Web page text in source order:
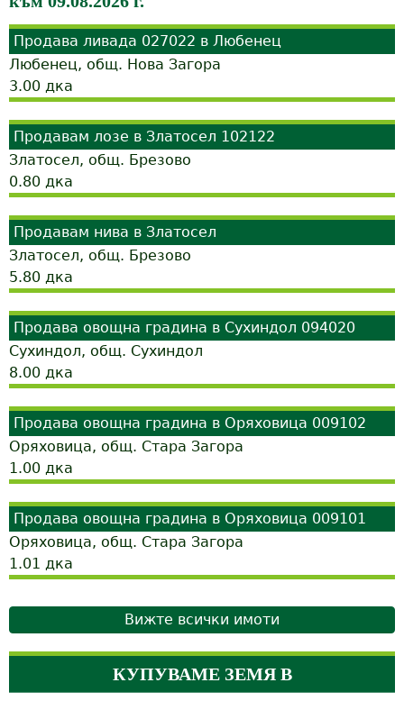
Продава ливада 027022 в Любенец
Любенец, общ. Нова Загора
3.00 дка
Продавам лозе в Златосел 102122
Златосел, общ. Брезово
0.80 дка
Продавам нива в Златосел
Златосел, общ. Брезово
5.80 дка
Продава овощна градина в Сухиндол 094020
Сухиндол, общ. Сухиндол
8.00 дка
Продава овощна градина в Оряховица 009102
Оряховица, общ. Стара Загора
1.00 дка
Продава овощна градина в Оряховица 009101
Оряховица, общ. Стара Загора
1.01 дка
Вижте всички имоти
КУПУВАМЕ ЗЕМЯ В